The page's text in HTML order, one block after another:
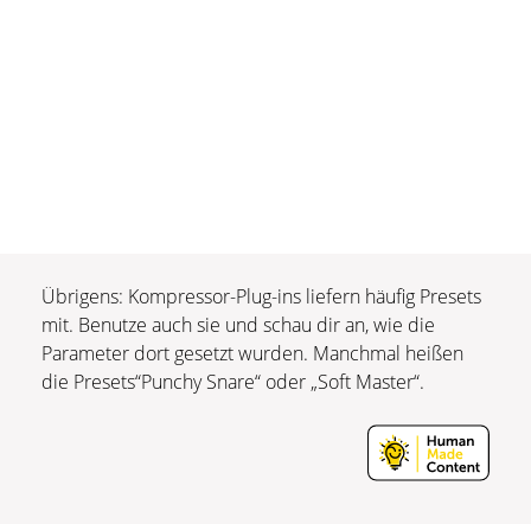
Übrigens: Kompressor-Plug-ins liefern häufig Presets
mit. Benutze auch sie und schau dir an, wie die
Parameter dort gesetzt wurden. Manchmal heißen
die Presets“Punchy Snare“ oder „Soft Master“.